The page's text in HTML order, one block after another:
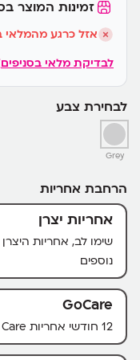
זמינות המוצר
אזל כרגע מהמלאי
לבדיקת מלאי בסניפים
לבחירת צבע
Grey
הרחבת אחריות
אחריות יצרן
שימו לב, אחריות
נוספים
GoCare
12 חודשי אחריות Go Care מסך ראשון 149 ₪